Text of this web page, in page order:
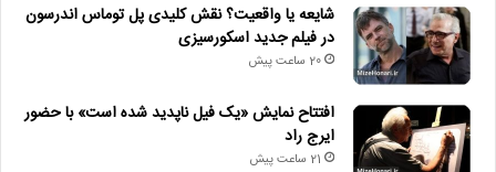
شایعه یا واقعیت؟ نقش کلیدی پل توماس اندرسون
در فیلم جدید اسکورسیزی
20 ساعت پیش
افتتاح نمایش «یک فیل ناپدید شده است» با حضور
ایرج راد
21 ساعت پیش